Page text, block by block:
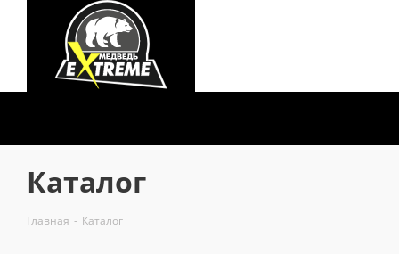
Каталог
Главная - Каталог